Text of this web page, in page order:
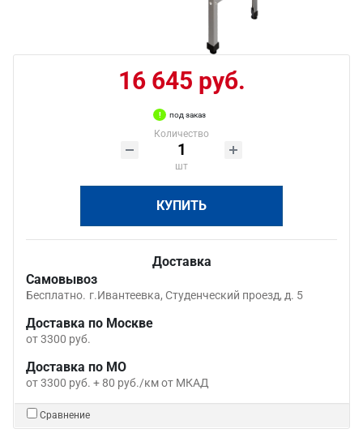
16 645 руб.
под заказ
Количество
шт
КУПИТЬ
Доставка
Самовывоз
Бесплатно. г.Ивантеевка, Студенческий проезд, д. 5
Доставка по Москве
от 3300 руб.
Доставка по МО
от 3300 руб. + 80 руб./км от МКАД
Сравнение